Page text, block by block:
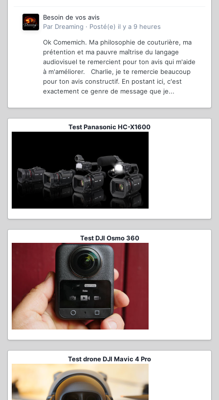
Besoin de vos avis
Par Dreaming · Posté(e) il y a 9 heures
Ok Comemich. Ma philosophie de couturière, ma
prétention et ma pauvre maîtrise du langage
audiovisuel te remercient pour ton avis qui m'aide
à m'améliorer. Charlie, je te remercie beaucoup
pour ton avis constructif. En postant ici, c'est
exactement ce genre de message que je...
Test Panasonic HC-X1600
Test DJI Osmo 360
Test drone DJI Mavic 4 Pro